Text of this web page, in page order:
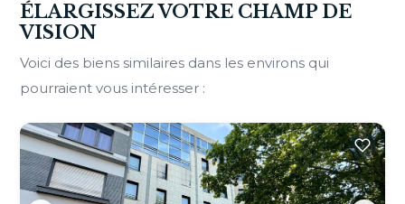
ÉLARGISSEZ VOTRE CHAMP DE
VISION
Voici des biens similaires dans les environs qui
pourraient vous intéresser :